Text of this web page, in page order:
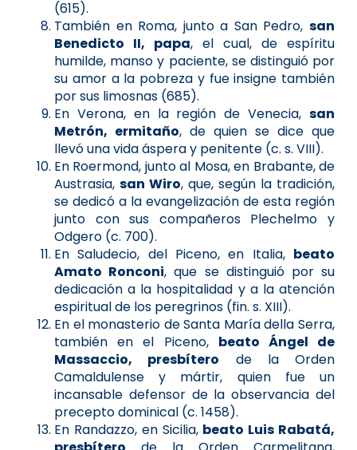
(615).
También en Roma, junto a San Pedro, san
Benedicto II, papa, el cual, de espíritu
humilde, manso y paciente, se distinguió por
su amor a la pobreza y fue insigne también
por sus limosnas (685).
En Verona, en la región de Venecia, san
Metrón, ermitaño, de quien se dice que
llevó una vida áspera y penitente (c. s. VIII).
En Roermond, junto al Mosa, en Brabante, de
Austrasia, san Wiro, que, según la tradición,
se dedicó a la evangelización de esta región
junto con sus compañeros Plechelmo y
Odgero (c. 700).
En Saludecio, del Piceno, en Italia, beato
Amato Ronconi, que se distinguió por su
dedicación a la hospitalidad y a la atención
espiritual de los peregrinos (fin. s. XIII).
En el monasterio de Santa María della Serra,
también en el Piceno, beato Ángel de
Massaccio, presbítero de la Orden
Camaldulense y mártir, quien fue un
incansable defensor de la observancia del
precepto dominical (c. 1458).
En Randazzo, en Sicilia, beato Luis Rabatá,